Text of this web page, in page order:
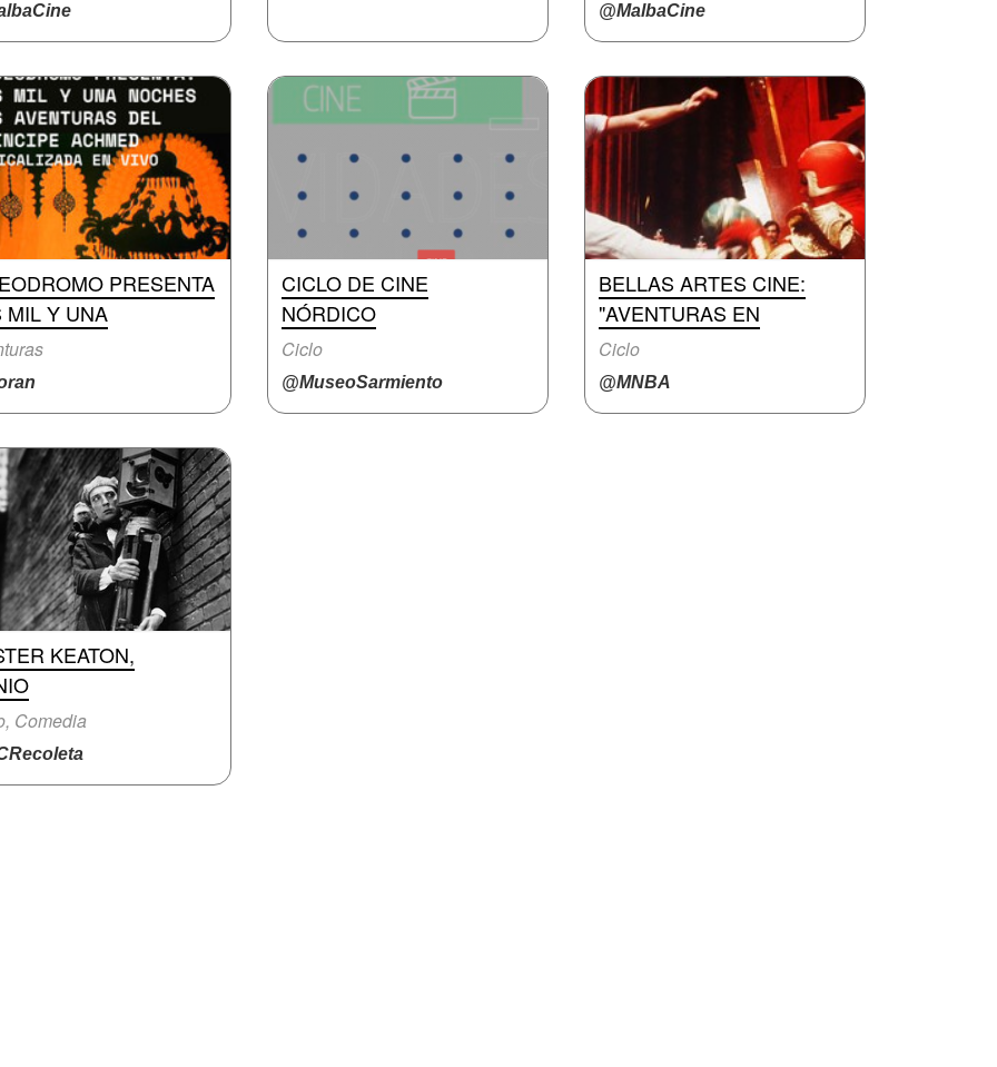
@MalbaCine
PRESENTA
MIL Y UNA
CICLO DE CINE
NÓRDICO
Ciclo
@MuseoSarmiento
BELLAS ARTES CINE:
"AVENTURAS EN
Ciclo
@MNBA
KEATON,
Comedia